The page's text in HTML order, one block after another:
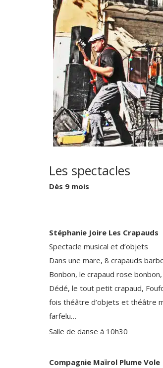
Les spectacles
Dès 9 mois
Stéphanie Joire Les Crapauds
Spectacle musical et d’objets
Dans une mare, 8 crapauds
Bonbon, le crapaud rose
Dédé, le tout petit crapaud,
fois théâtre d’objets et théâtre
farfelu…
Salle de danse à 10h30
Compagnie Maïrol Plume Vole